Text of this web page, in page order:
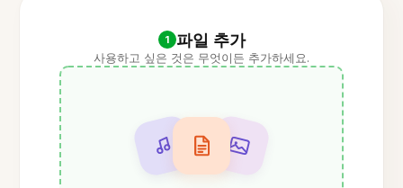
1 파일 추가
사용하고 싶은 것은 무엇이든 추가하세요.